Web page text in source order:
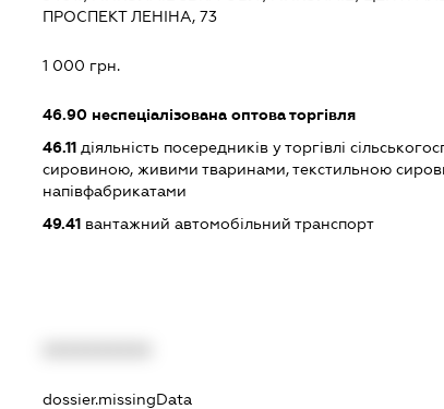
ПРОСПЕКТ ЛЕНІНА, 73
1 000 грн.
46.90неспеціалізована оптова торгівля
46.11діяльність посередників у торгівлі
сировиною, живими тваринами, текстильною
напівфабрикатами
49.41вантажний автомобільний транспорт
dossier.missingData